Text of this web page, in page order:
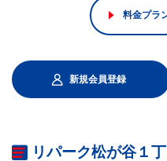
料金プラ
新規会員登録
リパーク松が谷１